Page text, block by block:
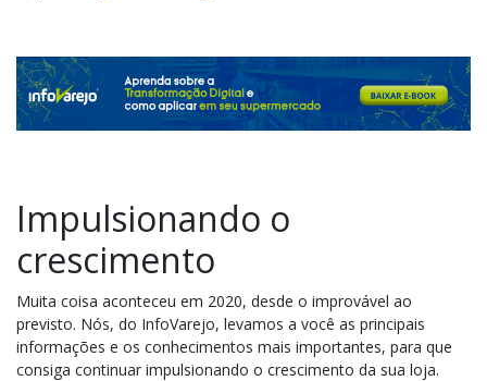
Impulsionando o
crescimento
Muita coisa aconteceu em 2020, desde o improvável ao
previsto. Nós, do InfoVarejo, levamos a você as principais
informações e os conhecimentos mais importantes, para que
consiga continuar impulsionando o crescimento da sua loja.